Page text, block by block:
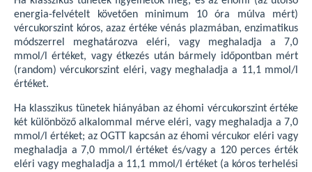
energia-felvételt követően minimum 10 óra múlva mért)
vércukorszint kóros, azaz értéke vénás plazmában, enzimatikus
módszerrel meghatározva eléri, vagy meghaladja a 7,0
mmol/l értéket, vagy étkezés után bármely időpontban mért
(random) vércukorszint eléri, vagy meghaladja a 11,1 mmol/l
értéket.
Ha klasszikus tünetek hiányában az éhomi vércukorszint értéke
két különböző alkalommal mérve eléri, vagy meghaladja a 7,0
mmol/l értéket; az OGTT kapcsán az éhomi vércukor eléri vagy
meghaladja a 7,0 mmol/l értéket és/vagy a 120 perces érték
eléri vagy meghaladja a 11,1 mmol/l értéket (a kóros terhelési